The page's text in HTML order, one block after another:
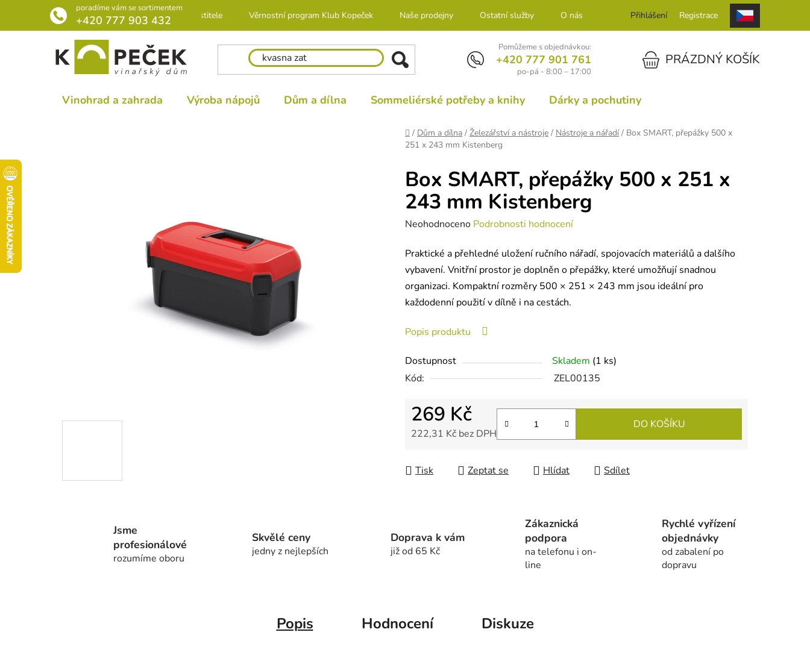
obsah
poradíme vám se sortimentem
+420 777 903 432Rádce pro pěstitele Věrnostní program Klub Kopeček Naše prodejny Ostatní služby O nás KontaktPřihlášení Registrace
Pomůžeme s objednávkou:
+420 777 901 761
po-pá - 8:00 – 17:00
NÁKUPNÍ KOŠÍKPRÁZDNÝ KOŠÍK
Vinohrad a zahrada Výroba nápojů Dům a dílna Sommeliérské potřeby a knihy Dárky a pochutiny
Domů
/ Dům a dílna / Železářství a nástroje / Nástroje a nářadí / Box SMART, přepážky 500 x
251 x 243 mm Kistenberg
Box SMART, přepážky 500 x 251 x
243 mm Kistenberg
Průměrné
produktu
je
0,0
z
hvězdiček.
Neohodnoceno Podrobnosti hodnocení
Praktické a přehledné uložení ručního nářadí, spojovacích materiálů a dalšího
vybavení. Vnitřní prostor je doplněn o přepážky, které umožňují snadnou
organizaci. Kompaktní rozměry 500 × 251 × 243 mm jsou ideální pro
každodenní použití v dílně i na cestách.
Popis produktu
Dostupnost Skladem (1 ks)
Kód:
ZEL00135
269 Kč
222,31 Kč bez DPH
DO KOŠÍKU
Tisk Zeptat se Hlídat Sdílet
Jsme
profesionálové
rozumíme oboru
Skvělé ceny
jedny z nejlepších
Doprava k vám
již od 65 Kč
Zákaznická
podpora
na telefonu i on-
line
Rychlé vyřízení
objednávky
od zabalení po
dopravu
Popis Hodnocení Diskuze